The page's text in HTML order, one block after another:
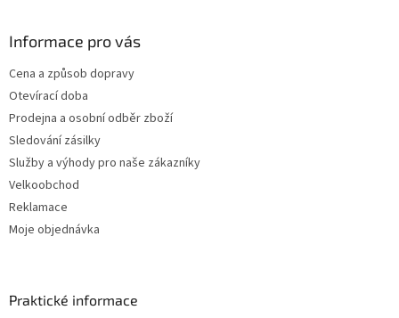
Informace pro vás
Cena a způsob dopravy
Otevírací doba
Prodejna a osobní odběr zboží
Sledování zásilky
Služby a výhody pro naše zákazníky
Velkoobchod
Reklamace
Moje objednávka
Praktické informace